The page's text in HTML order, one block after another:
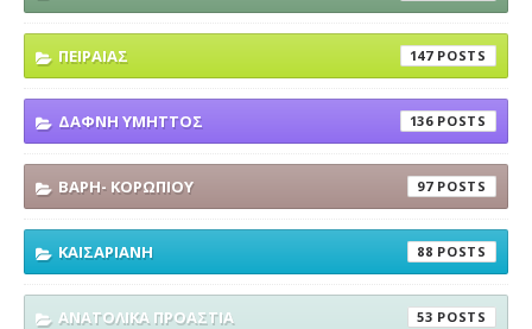
ΠΕΙΡΑΙΑΣ 147
ΔΑΦΝΗ ΥΜΗΤΤΟΣ 136
ΒΑΡΗ- ΚΟΡΩΠΙΟΥ 97
ΚΑΙΣΑΡΙΑΝΗ 88
ΑΝΑΤΟΛΙΚΑ ΠΡΟΑΣΤΙΑ 53